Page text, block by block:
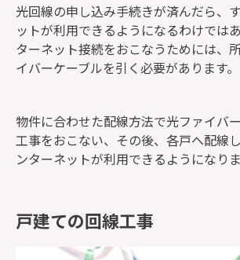
光回線の申し込み手続きが済んだら、
ットが利用できるようになるわけでは
ターネット接続をおこなうためには、
イバーケーブルを引く必要があります。
物件に合わせた配線方法で光ファイバ
工事をおこない、その後、各戸へ配線
ンターネットが利用できるようになりま
戸建ての回線工事